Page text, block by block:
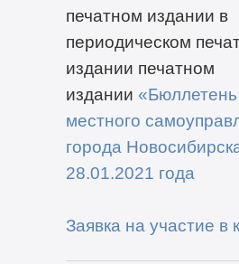
печатном издании в
периодическом
издании печатном
издании
местного
города
28.01.2021 года
Заявка на участие в